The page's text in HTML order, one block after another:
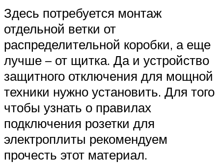
Здесь потребуется монтаж
отдельной ветки от
распределительной коробки, а еще
лучше – от щитка. Да и устройство
защитного отключения для мощной
техники нужно установить. Для того
чтобы узнать о правилах
подключения розетки для
электроплиты рекомендуем
прочесть этот материал.